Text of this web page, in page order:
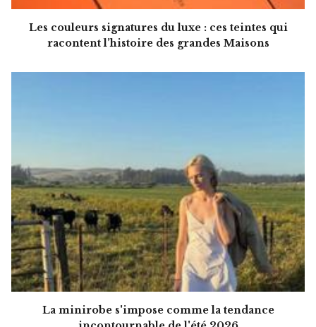
Les couleurs signatures du luxe : ces teintes qui
racontent l’histoire des grandes Maisons
La minirobe s'impose comme la tendance